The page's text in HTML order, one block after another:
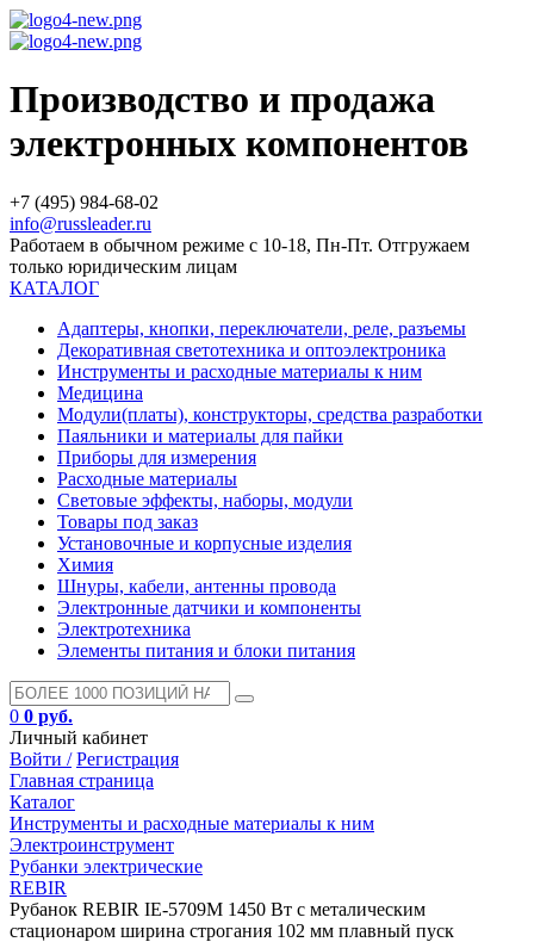
Производство и продажа
электронных компонентов
+7 (495) 984-68-02
info@russleader.ru
Работаем в обычном режиме с 10-18, Пн-Пт. Отгружаем
только юридическим лицам
КАТАЛОГ
Адаптеры, кнопки, переключатели, реле, разъемы
Декоративная светотехника и оптоэлектроника
Инструменты и расходные материалы к ним
Медицина
Модули(платы), конструкторы, средства разработки
Паяльники и материалы для пайки
Приборы для измерения
Расходные материалы
Световые эффекты, наборы, модули
Товары под заказ
Установочные и корпусные изделия
Химия
Шнуры, кабели, антенны провода
Электронные датчики и компоненты
Электротехника
Элементы питания и блоки питания
0 0 руб.
Личный кабинет
Войти / Регистрация
Главная страница
Каталог
Инструменты и расходные материалы к ним
Электроинструмент
Рубанки электрические
REBIR
Рубанок REBIR IE-5709M 1450 Вт с металическим
стационаром ширина строгания 102 мм плавный пуск